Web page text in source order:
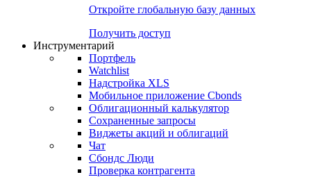
Откройте глобальную базу данных
Получить доступ
Инструментарий
Портфель
Watchlist
Надстройка XLS
Мобильное приложение Cbonds
Облигационный калькулятор
Сохраненные запросы
Виджеты акций и облигаций
Чат
Сбондс Люди
Проверка контрагента